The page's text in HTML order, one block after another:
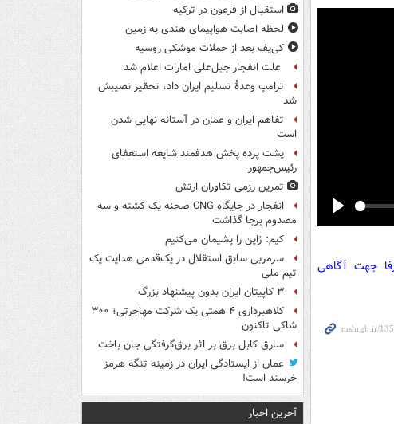
جهت آگاهی
استقبال از فرعون در ترکیه
لحظه اصابت هواپیمای هندی به زمین
کی‌یف بعد از حملات موشکی روسیه
علت انفجار جبل‌علی امارات اعلام شد
ترامپ وعدۀ تسلیم ایران داد، تحقیر نصیبش
شد
تفاهم ایران و عمان در آستانه نهایی شدن
است
پشت پرده پخش هدفمند شایعه استعفای
رئیس‌جمهور
تمرین رزمی تکاوران ارتش
انفجار در جایگاه CNG صحنه یک کشته و سه
مصدوم برجا گذاشت
کیم: ژاپن را پشیمان می‌کنیم
سرمربی سابق استقلال در یک‌قدمی هدایت یک
تیم ملی
۳ کاپیتان ایران بدون پیشنهاد بزرگ
کلاهبرداری ۴ همتی یک شرکت مهاجرتی؛ ۳۰۰
شاکی تاکنون
سارق کابل برق بر اثر برق‌گرفتگی جان باخت
عمان از ایستادگی ایران در زمینه تنگه هرمز
خرسند است!
آخرین اخبار